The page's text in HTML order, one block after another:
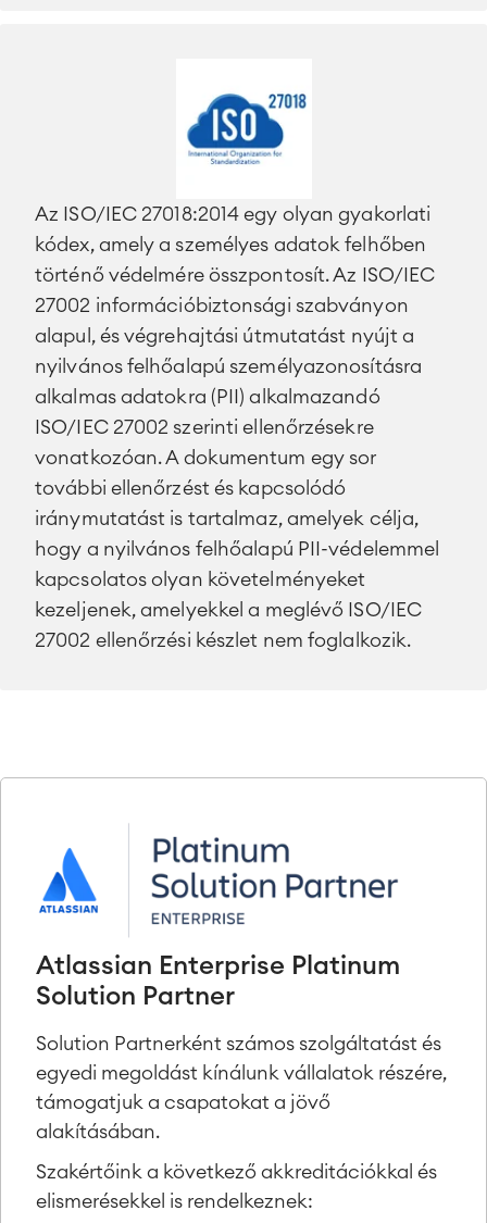
Az ISO/IEC 27018:2014 egy olyan gyakorlati
kódex, amely a személyes adatok felhőben
történő védelmére összpontosít. Az ISO/IEC
27002 információbiztonsági szabványon
alapul, és végrehajtási útmutatást nyújt a
nyilvános felhőalapú személyazonosításra
alkalmas adatokra (PII) alkalmazandó
ISO/IEC 27002 szerinti ellenőrzésekre
vonatkozóan. A dokumentum egy sor
további ellenőrzést és kapcsolódó
iránymutatást is tartalmaz, amelyek célja,
hogy a nyilvános felhőalapú PII-védelemmel
kapcsolatos olyan követelményeket
kezeljenek, amelyekkel a meglévő ISO/IEC
27002 ellenőrzési készlet nem foglalkozik.
Atlassian Enterprise Platinum
Solution Partner
Solution Partnerként számos szolgáltatást és
egyedi megoldást kínálunk vállalatok részére,
támogatjuk a csapatokat a jövő
alakításában.
Szakértőink a következő akkreditációkkal és
elismerésekkel is rendelkeznek: